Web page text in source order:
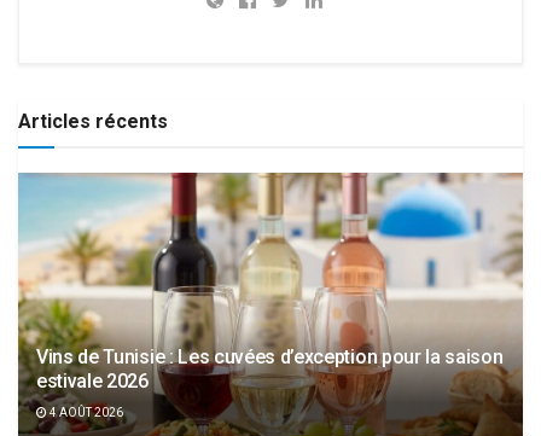
Articles récents
Vins de Tunisie : Les cuvées d’exception pour la saison
estivale 2026
4 AOÛT 2026